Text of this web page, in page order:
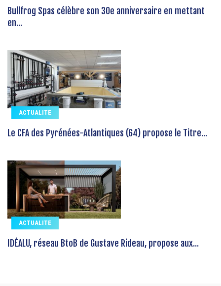
Bullfrog Spas célèbre son 30e anniversaire en mettant
en...
ACTUALITE
Le CFA des Pyrénées-Atlantiques (64) propose le Titre...
ACTUALITE
IDÉALU, réseau BtoB de Gustave Rideau, propose aux...